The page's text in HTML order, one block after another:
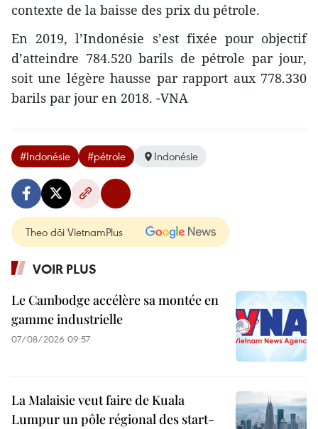
contexte de la baisse des prix du pétrole.
En 2019, l’Indonésie s’est fixée pour objectif
d’atteindre 784.520 barils de pétrole par jour,
soit une légère hausse par rapport aux 778.330
barils par jour en 2018. -VNA
#Indonésie #pétrole Indonésie
Theo dõi VietnamPlus
VOIR PLUS
Le Cambodge accélère sa montée en
gamme industrielle
07/08/2026 09:57
La Malaisie veut faire de Kuala
Lumpur un pôle régional des start-